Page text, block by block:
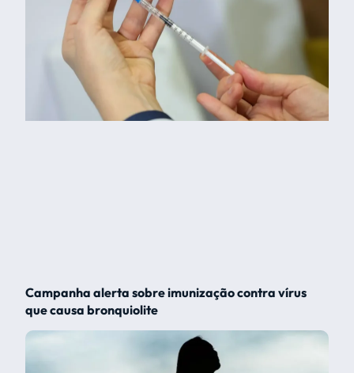
Campanha alerta sobre imunização contra vírus
que causa bronquiolite